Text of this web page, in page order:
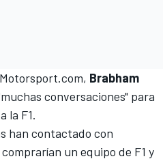
Motorsport.com, Brabham
conversaciones" para
la F1.
han contactado con
un equipo de F1 y